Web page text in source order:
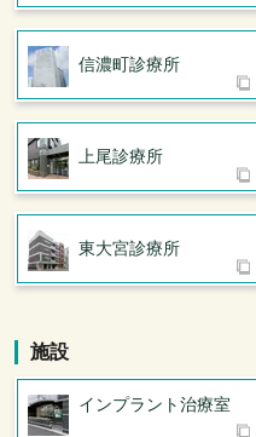
信濃町診療所
上尾診療所
東大宮診療所
施設
インプラント治療室